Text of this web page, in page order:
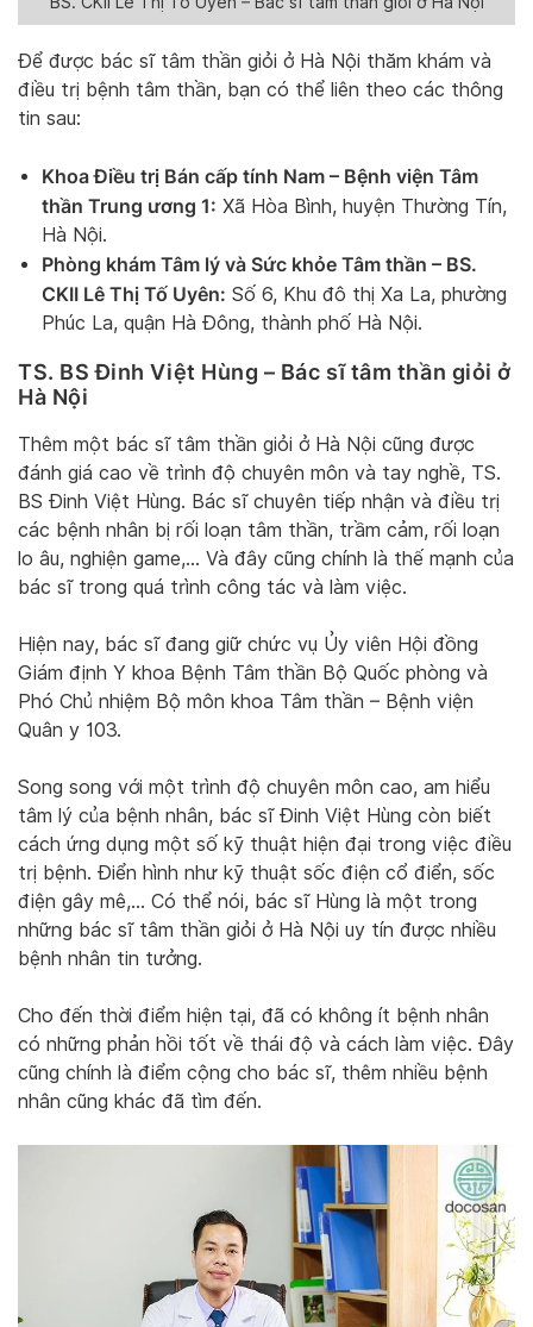
Để được bác sĩ tâm thần giỏi ở Hà Nội thăm khám và
điều trị bệnh tâm thần, bạn có thể liên theo các thông
tin sau:
Khoa Điều trị Bán cấp tính Nam – Bệnh viện Tâm
thần Trung ương 1: Xã Hòa Bình, huyện Thường Tín,
Hà Nội.
Phòng khám Tâm lý và Sức khỏe Tâm thần – BS.
CKII Lê Thị Tố Uyên: Số 6, Khu đô thị Xa La, phường
Phúc La, quận Hà Đông, thành phố Hà Nội.
TS. BS Đinh Việt Hùng – Bác sĩ tâm thần giỏi ở
Hà Nội
Thêm một bác sĩ tâm thần giỏi ở Hà Nội cũng được
đánh giá cao về trình độ chuyên môn và tay nghề, TS.
BS Đinh Việt Hùng. Bác sĩ chuyên tiếp nhận và điều trị
các bệnh nhân bị rối loạn tâm thần, trầm cảm, rối loạn
lo âu, nghiện game,… Và đây cũng chính là thế mạnh của
bác sĩ trong quá trình công tác và làm việc.
Hiện nay, bác sĩ đang giữ chức vụ Ủy viên Hội đồng
Giám định Y khoa Bệnh Tâm thần Bộ Quốc phòng và
Phó Chủ nhiệm Bộ môn khoa Tâm thần – Bệnh viện
Quân y 103.
Song song với một trình độ chuyên môn cao, am hiểu
tâm lý của bệnh nhân, bác sĩ Đinh Việt Hùng còn biết
cách ứng dụng một số kỹ thuật hiện đại trong việc điều
trị bệnh. Điển hình như kỹ thuật sốc điện cổ điển, sốc
điện gây mê,… Có thể nói, bác sĩ Hùng là một trong
những bác sĩ tâm thần giỏi ở Hà Nội uy tín được nhiều
bệnh nhân tin tưởng.
Cho đến thời điểm hiện tại, đã có không ít bệnh nhân
có những phản hồi tốt về thái độ và cách làm việc. Đây
cũng chính là điểm cộng cho bác sĩ, thêm nhiều bệnh
nhân cũng khác đã tìm đến.